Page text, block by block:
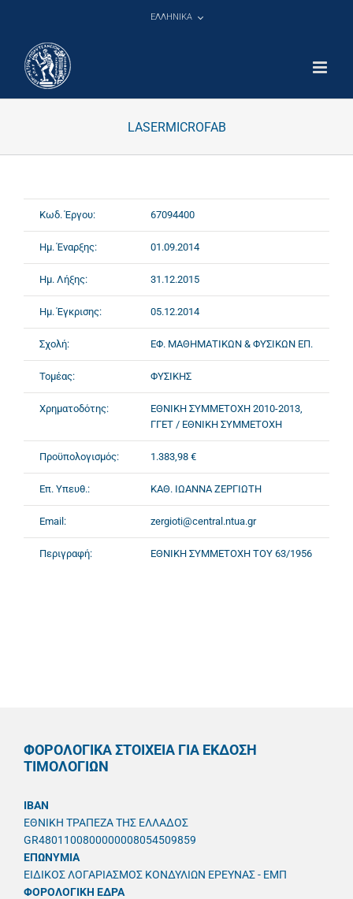
ΕΛΛΗΝΙΚΑ
LASERMICROFAB
Κωδ. Έργου: 67094400
Ημ. Έναρξης: 01.09.2014
Ημ. Λήξης: 31.12.2015
Ημ. Έγκρισης: 05.12.2014
Σχολή: ΕΦ. ΜΑΘΗΜΑΤΙΚΩΝ & ΦΥΣΙΚΩΝ ΕΠ.
Τομέας: ΦΥΣΙΚΗΣ
Χρηματοδότης:
ΕΘΝΙΚΗ ΣΥΜΜΕΤΟΧΗ 2010-2013,
ΓΓΕΤ / ΕΘΝΙΚΗ ΣΥΜΜΕΤΟΧΗ
Προϋπολογισμός: 1.383,98 €
Επ. Υπευθ.: ΚΑΘ. ΙΩΑΝΝΑ ΖΕΡΓΙΩΤΗ
Email: zergioti@central.ntua.gr
Περιγραφή: ΕΘΝΙΚΗ ΣΥΜΜΕΤΟΧΗ ΤΟΥ 63/1956
ΦΟΡΟΛΟΓΙΚΑ ΣΤΟΙΧΕΙΑ ΓΙΑ ΕΚΔΟΣΗ
ΤΙΜΟΛΟΓΙΩΝ
IBAN
ΕΘΝΙΚΗ ΤΡΑΠΕΖΑ ΤΗΣ ΕΛΛΑΔΟΣ
GR4801100800000008054509859
ΕΠΩΝΥΜΙΑ
ΕΙΔΙΚΟΣ ΛΟΓΑΡΙΑΣΜΟΣ ΚΟΝΔΥΛΙΩΝ ΕΡΕΥΝΑΣ - ΕΜΠ
ΦΟΡΟΛΟΓΙΚΗ ΕΔΡΑ